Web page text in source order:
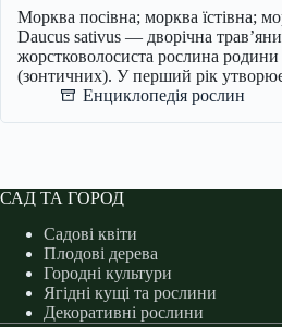
Морква посівна; морква їстівна;
Daucus sativus — дворічна
жорстковолосиста рослина родини
(зонтичних). У перший рік
Енциклопедія рослин
САД ТА ГОРОД
Садові квіти
Плодові дерева
Городні культури
Ягідні кущі та рослини
Декоративні рослини